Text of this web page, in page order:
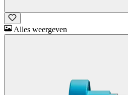
Alles weergeven